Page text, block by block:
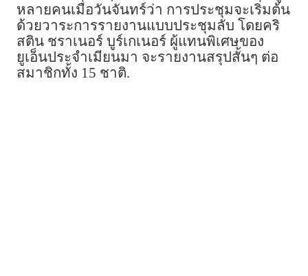
หลายคนเมื่อวันจันทร์ว่า การประชุมจะเริ่มต้น
ด้วยวาระการรายงานแบบประชุมลับ โดยคริ
สติน ชราเนอร์ บูร์เกเนอร์ ผู้แทนพิเศษของ
ยูเอ็นประจำเมียนมา จะรายงานสรุปสั้นๆ ต่อ
สมาชิกทั้ง 15 ชาติ.